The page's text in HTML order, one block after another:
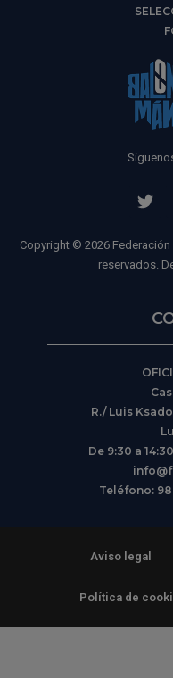
Copyright © 2026
reservados.
R./ Luis
De 9:30 a
Teléfono:
Aviso legal
Política de